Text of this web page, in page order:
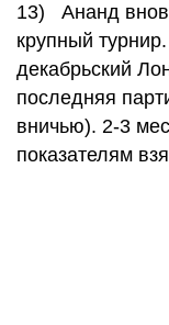
13) Ананд
крупный
декабрьский
последняя
вничью). 2-3
показателям